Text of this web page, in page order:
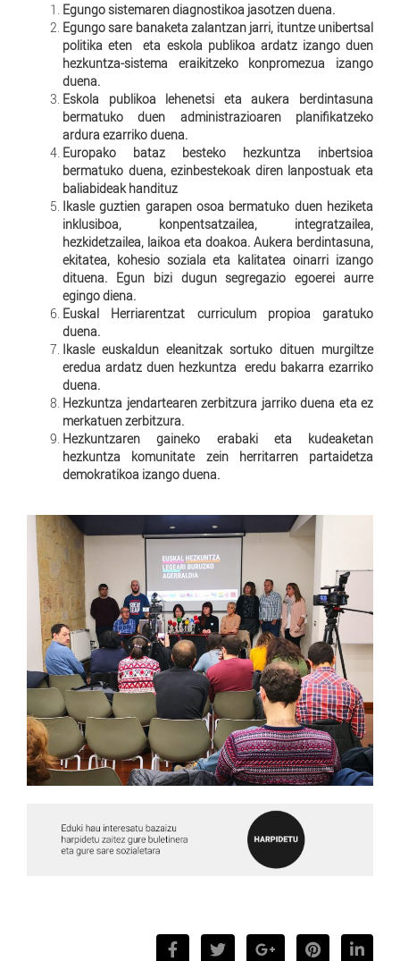
Egungo sistemaren diagnostikoa jasotzen duena.
Egungo sare banaketa zalantzan jarri, ituntze unibertsal
politika eten eta eskola publikoa ardatz izango duen
hezkuntza-sistema eraikitzeko konpromezua izango
duena.
Eskola publikoa lehenetsi eta aukera berdintasuna
bermatuko duen administrazioaren planifikatzeko
ardura ezarriko duena.
Europako bataz besteko hezkuntza inbertsioa
bermatuko duena, ezinbestekoak diren lanpostuak eta
baliabideak handituz
Ikasle guztien garapen osoa bermatuko duen heziketa
inklusiboa, konpentsatzailea, integratzailea,
hezkidetzailea, laikoa eta doakoa. Aukera berdintasuna,
ekitatea, kohesio soziala eta kalitatea oinarri izango
dituena. Egun bizi dugun segregazio egoerei aurre
egingo diena.
Euskal Herriarentzat curriculum propioa garatuko
duena.
Ikasle euskaldun eleanitzak sortuko dituen murgiltze
eredua ardatz duen hezkuntza eredu bakarra ezarriko
duena.
Hezkuntza jendartearen zerbitzura jarriko duena eta ez
merkatuen zerbitzura.
Hezkuntzaren gaineko erabaki eta kudeaketan
hezkuntza komunitate zein herritarren partaidetza
demokratikoa izango duena.